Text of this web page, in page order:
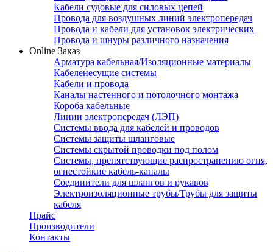
Кабели судовые для силовых цепей
Провода для воздушных линий электропередач
Провода и кабели для установок электрических
Провода и шнуры различного назначения
Online Заказ
Арматура кабельная/Изоляционные материалы
Кабеленесущие системы
Кабели и провода
Каналы настенного и потолочного монтажа
Короба кабельные
Линии электропередач (ЛЭП)
Системы ввода для кабелей и проводов
Системы защиты шланговые
Системы скрытой проводки под полом
Системы, препятствующие распространению огня,
огнестойкие кабель-каналы
Соединители для шлангов и рукавов
Электроизоляционные трубы/Трубы для защиты
кабеля
Прайс
Производители
Контакты